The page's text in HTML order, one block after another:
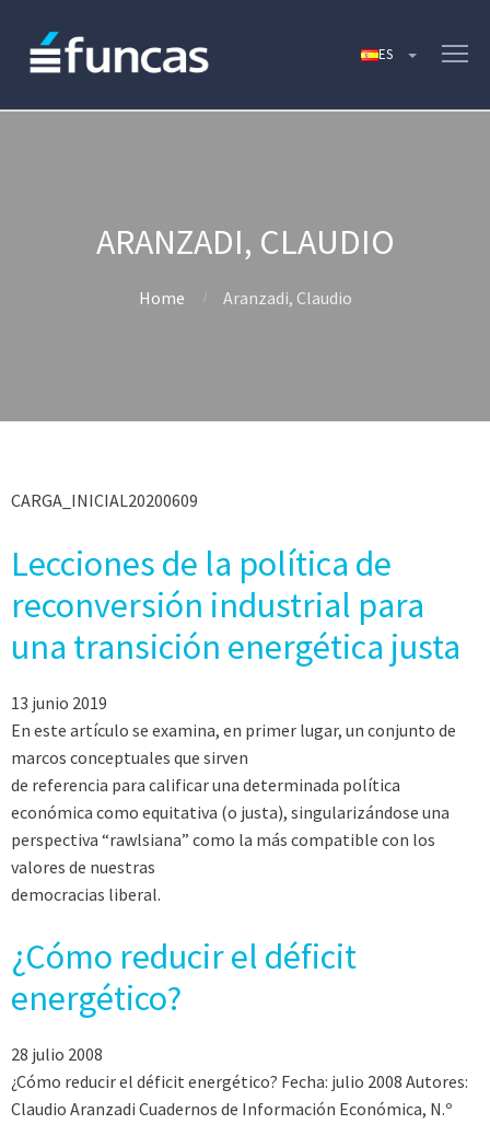
ARANZADI, CLAUDIO
Home Aranzadi, Claudio
CARGA_INICIAL20200609
Lecciones de la política de
reconversión industrial para
una transición energética justa
13 junio 2019
En este artículo se examina, en primer lugar, un conjunto de
marcos conceptuales que sirven
de referencia para calificar una determinada política
económica como equitativa (o justa), singularizándose una
perspectiva “rawlsiana” como la más compatible con los
valores de nuestras
democracias liberal.
¿Cómo reducir el déficit
energético?
28 julio 2008
¿Cómo reducir el déficit energético? Fecha: julio 2008 Autores:
Claudio Aranzadi Cuadernos de Información Económica, N.º